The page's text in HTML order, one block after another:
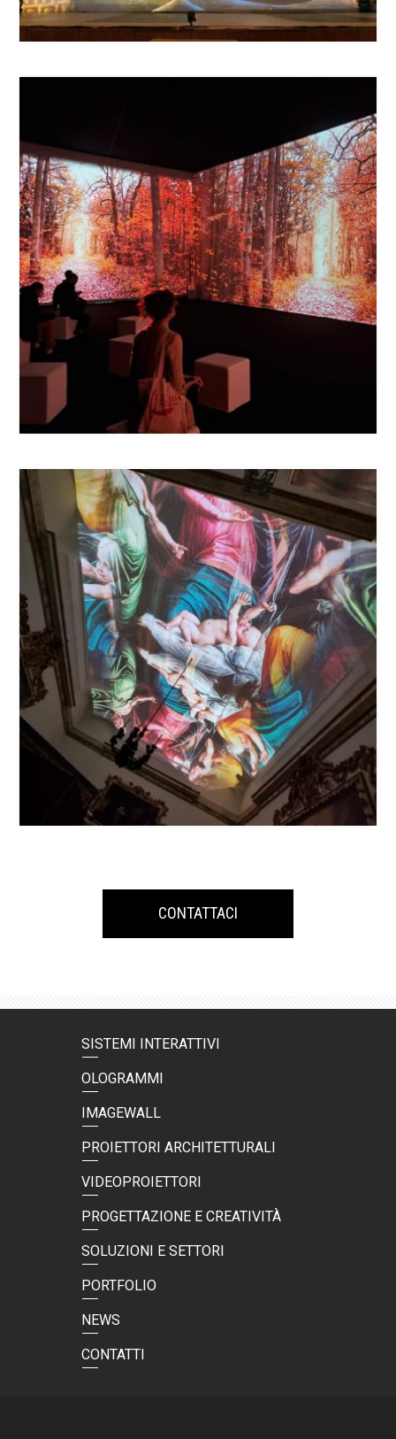
CONTATTACI
SISTEMI INTERATTIVI
OLOGRAMMI
IMAGEWALL
PROIETTORI ARCHITETTURALI
VIDEOPROIETTORI
PROGETTAZIONE E CREATIVITÀ
SOLUZIONI E SETTORI
PORTFOLIO
NEWS
CONTATTI